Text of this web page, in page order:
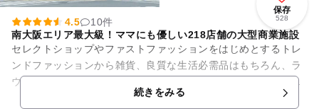
保存
528
4.5
10件
南大阪エリア最大級！ママにも優しい218店舗の大型商業施設
セレクトショップやファストファッションをはじめとするトレ
ンドファッションから雑貨、良質な生活必需品はもちろん、ラ
ウンドワンなどのアミューズメントもあり、コストコ和泉倉庫
店も近接しているので、ご家...続きをみる